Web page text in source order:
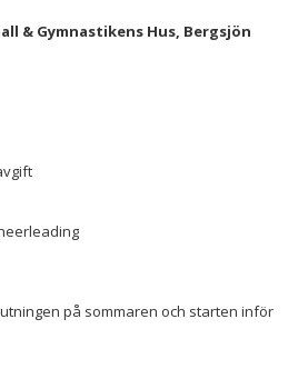
& Gymnastikens Hus, Bergsjön
på sommaren och starten inför